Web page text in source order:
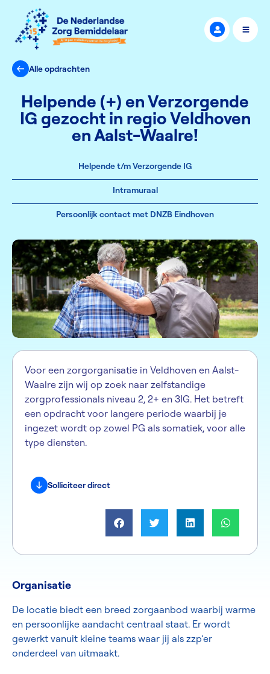
Alle opdrachten
Helpende (+) en Verzorgende
IG gezocht in regio Veldhoven
en Aalst-Waalre!
Helpende t/m Verzorgende IG
Intramuraal
Persoonlijk contact met DNZB Eindhoven
Voor een zorgorganisatie in Veldhoven en Aalst-
Waalre zijn wij op zoek naar zelfstandige
zorgprofessionals niveau 2, 2+ en 3IG. Het betreft
een opdracht voor langere periode waarbij je
ingezet wordt op zowel PG als somatiek, voor alle
type diensten.
Solliciteer direct
Organisatie
De locatie biedt een breed zorgaanbod waarbij warme
en persoonlijke aandacht centraal staat. Er wordt
gewerkt vanuit kleine teams waar jij als zzp’er
onderdeel van uitmaakt.